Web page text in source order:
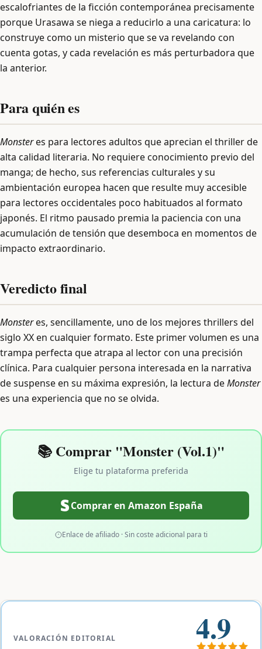
escalofriantes de la ficción contemporánea precisamente
porque Urasawa se niega a reducirlo a una caricatura: lo
construye como un misterio que se va revelando con
cuenta gotas, y cada revelación es más perturbadora que
la anterior.
Para quién es
Monsteres para lectores adultos que aprecian el thriller de
alta calidad literaria. No requiere conocimiento previo del
manga; de hecho, sus referencias culturales y su
ambientación europea hacen que resulte muy accesible
para lectores occidentales poco habituados al formato
japonés. El ritmo pausado premia la paciencia con una
acumulación de tensión que desemboca en momentos de
impacto extraordinario.
Veredicto final
Monsteres, sencillamente, uno de los mejores thrillers del
siglo XX en cualquier formato. Este primer volumen es una
trampa perfecta que atrapa al lector con una precisión
clínica. Para cualquier persona interesada en la narrativa
de suspense en su máxima expresión, la lectura deMonster
es una experiencia que no se olvida.
📚 Comprar "Monster (Vol.1)"
Elige tu plataforma preferida
Comprar en Amazon España
Enlace de afiliado · Sin coste adicional para ti
VALORACIÓN EDITORIAL 4.9